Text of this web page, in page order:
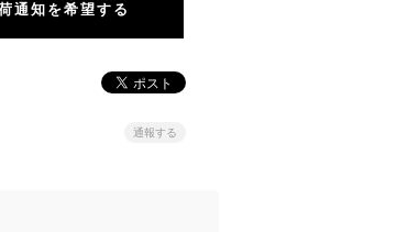
通知を希望する
通報する